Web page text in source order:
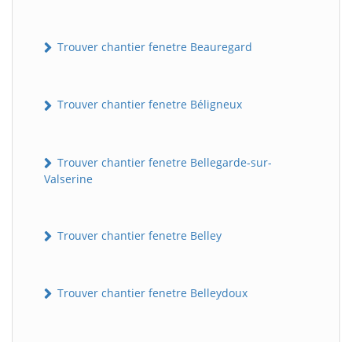
Trouver chantier fenetre Beauregard
Trouver chantier fenetre Béligneux
Trouver chantier fenetre Bellegarde-sur-
Valserine
Trouver chantier fenetre Belley
Trouver chantier fenetre Belleydoux